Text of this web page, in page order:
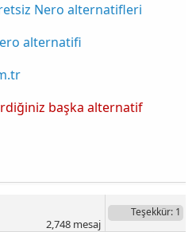
Nero alternatifleri
alternatifi
başka alternatif
Teşekkür: 1
2,748mesaj